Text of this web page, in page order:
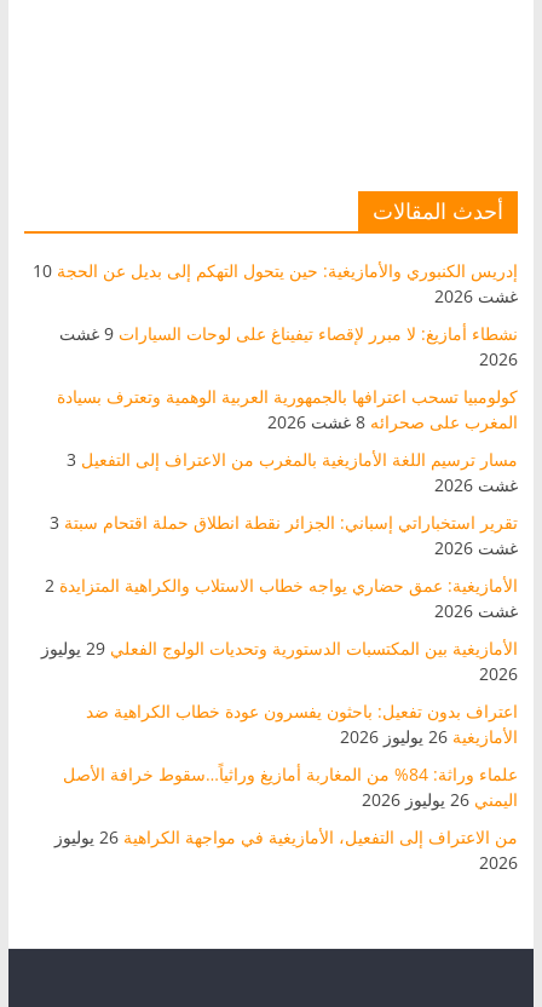
أحدث المقالات
إدريس الكنبوري والأمازيغية: حين يتحول التهكم إلى بديل عن الحجة 10
غشت 2026
نشطاء أمازيغ: لا مبرر لإقصاء تيفيناغ على لوحات السيارات
9 غشت
2026
كولومبيا تسحب اعترافها بالجمهورية العربية الوهمية وتعترف بسيادة
المغرب على صحرائه 8 غشت 2026
مسار ترسيم اللغة الأمازيغية بالمغرب من الاعتراف إلى التفعيل 3
غشت 2026
تقرير استخباراتي إسباني: الجزائر نقطة انطلاق حملة اقتحام سبتة 3
غشت 2026
الأمازيغية: عمق حضاري يواجه خطاب الاستلاب والكراهية المتزايدة 2
غشت 2026
الأمازيغية بين المكتسبات الدستورية وتحديات الولوج الفعلي
29 يوليوز
2026
اعتراف بدون تفعيل: باحثون يفسرون عودة خطاب الكراهية ضد
الأمازيغية 26 يوليوز 2026
علماء وراثة: 84% من المغاربة أمازيغ وراثياً…سقوط خرافة الأصل
اليمني 26 يوليوز 2026
من الاعتراف إلى التفعيل، الأمازيغية في مواجهة الكراهية
26 يوليوز
2026